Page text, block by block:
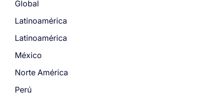
Global
Latinoamérica
Latinoamérica
México
Norte América
Perú